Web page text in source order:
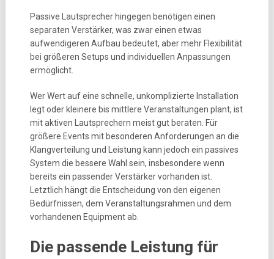
Passive Lautsprecher hingegen benötigen einen
separaten Verstärker, was zwar einen etwas
aufwendigeren Aufbau bedeutet, aber mehr Flexibilität
bei größeren Setups und individuellen Anpassungen
ermöglicht.
Wer Wert auf eine schnelle, unkomplizierte Installation
legt oder kleinere bis mittlere Veranstaltungen plant, ist
mit aktiven Lautsprechern meist gut beraten. Für
größere Events mit besonderen Anforderungen an die
Klangverteilung und Leistung kann jedoch ein passives
System die bessere Wahl sein, insbesondere wenn
bereits ein passender Verstärker vorhanden ist.
Letztlich hängt die Entscheidung von den eigenen
Bedürfnissen, dem Veranstaltungsrahmen und dem
vorhandenen Equipment ab.
Die passende Leistung für